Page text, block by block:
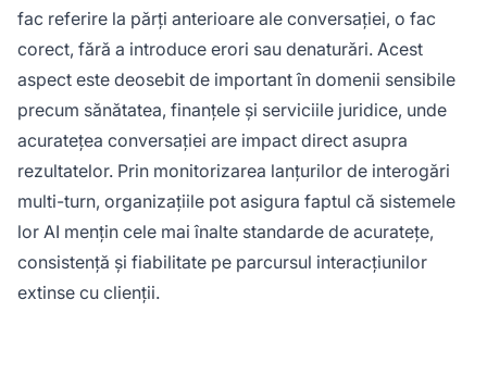
fac referire la părți anterioare ale conversației, o fac
corect, fără a introduce erori sau denaturări. Acest
aspect este deosebit de important în domenii sensibile
precum sănătatea, finanțele și serviciile juridice, unde
acuratețea conversației are impact direct asupra
rezultatelor. Prin monitorizarea lanțurilor de interogări
multi-turn, organizațiile pot asigura faptul că sistemele
lor AI mențin cele mai înalte standarde de acuratețe,
consistență și fiabilitate pe parcursul interacțiunilor
extinse cu clienții.